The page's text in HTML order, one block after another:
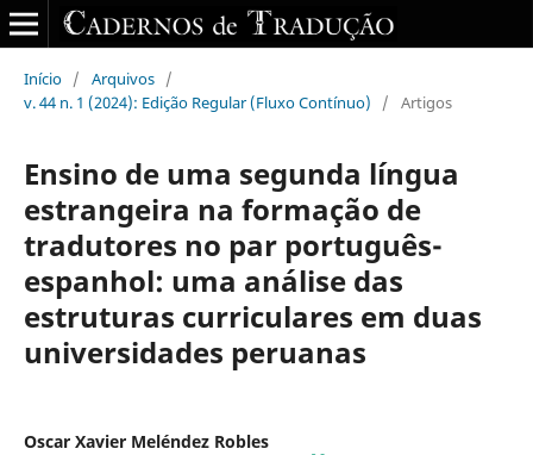
Início / Arquivos /
v. 44 n. 1 (2024): Edição Regular (Fluxo Contínuo)
/ Artigos
Ensino de uma segunda língua
estrangeira na formação de
tradutores no par português-
espanhol: uma análise das
estruturas curriculares em duas
universidades peruanas
Oscar Xavier Meléndez Robles